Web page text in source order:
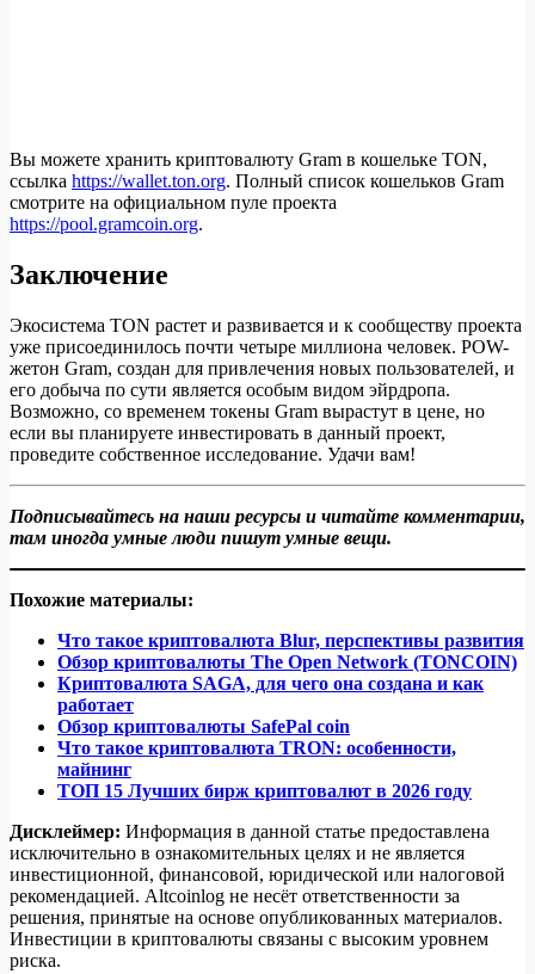
Вы можете хранить криптовалюту Gram в кошельке TON,
ссылка https://wallet.ton.org. Полный список кошельков Gram
смотрите на официальном пуле проекта
https://pool.gramcoin.org.
Заключение
Экосистема TON растет и развивается и к сообществу проекта
уже присоединилось почти четыре миллиона человек. POW-
жетон Gram, создан для привлечения новых пользователей, и
его добыча по сути является особым видом эйрдропа.
Возможно, со временем токены Gram вырастут в цене, но
если вы планируете инвестировать в данный проект,
проведите собственное исследование. Удачи вам!
Подписывайтесь на наши ресурсы и читайте комментарии,
там иногда умные люди пишут умные вещи.
Похожие материалы:
Что такое криптовалюта Blur, перспективы развития
Обзор криптовалюты The Open Network (TONCOIN)
Криптовалюта SAGA, для чего она создана и как
работает
Обзор криптовалюты SafePal сoin
Что такое криптовалюта TRON: особенности,
майнинг
ТОП 15 Лучших бирж криптовалют в 2026 году
Дисклеймер: Информация в данной статье предоставлена
исключительно в ознакомительных целях и не является
инвестиционной, финансовой, юридической или налоговой
рекомендацией. Altcoinlog не несёт ответственности за
решения, принятые на основе опубликованных материалов.
Инвестиции в криптовалюты связаны с высоким уровнем
риска.